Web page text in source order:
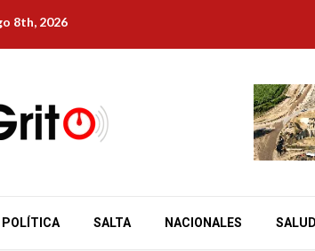
8th, 2026
POLÍTICA SALTA NACIONALES SALUD